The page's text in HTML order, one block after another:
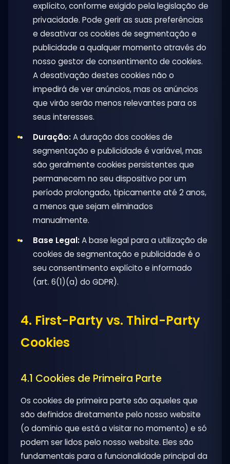
explícito, conforme exigido pela legislação de
privacidade. Pode gerir as suas preferências
e desativar os cookies de segmentação e
publicidade a qualquer momento através do
nosso gestor de consentimento de cookies.
A desativação destes cookies não o
impedirá de ver anúncios, mas os anúncios
que virão serão menos relevantes para os
seus interesses.
Duração:A duração dos cookies de
segmentação e publicidade é variável, mas
são geralmente cookies persistentes que
permanecem no seu dispositivo por um
período prolongado, tipicamente até 2 anos,
a menos que sejam eliminados
manualmente.
Base Legal:A base legal para a utilização de
cookies de segmentação e publicidade é o
seu consentimento explícito e informado
(art. 6(1)(a) do GDPR).
4. First-Party vs. Third-Party
Cookies
4.1 Cookies de Primeira Parte
Os cookies de primeira parte são aqueles que
são definidos diretamente pelo nosso website
(o domínio que está a visitar no momento) e só
podem ser lidos pelo nosso website. Eles são
fundamentais para a funcionalidade principal da